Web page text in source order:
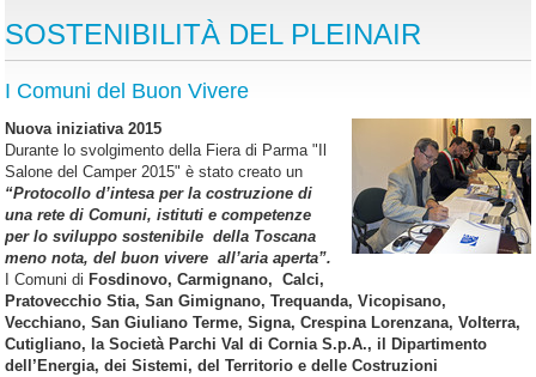
SOSTENIBILITÀ DEL PLEINAIR
I Comuni del Buon Vivere
Nuova iniziativa 2015
Durante lo svolgimento della Fiera di Parma "Il
Salone del Camper 2015" è stato creato un
“Protocollo d’intesa per la costruzione di
una rete di Comuni, istituti e competenze
per lo sviluppo sostenibile della Toscana
meno nota, del buon vivere all’aria aperta”.
I Comuni di Fosdinovo, Carmignano, Calci,
Pratovecchio Stia, San Gimignano, Trequanda, Vicopisano,
Vecchiano, San Giuliano Terme, Signa, Crespina Lorenzana, Volterra,
Cutigliano, la Società Parchi Val di Cornia S.p.A., il Dipartimento
dell’Energia, dei Sistemi, del Territorio e delle Costruzioni